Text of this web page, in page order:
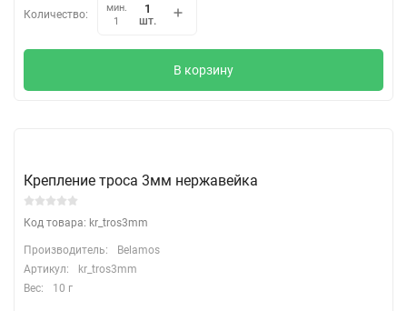
Количество:
мин.
1
шт.
В корзину
Крепление троса 3мм нержавейка
Код товара: kr_tros3mm
Производитель:
Belamos
Артикул:
kr_tros3mm
Вес:
10 г